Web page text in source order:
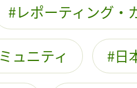
レポーティング・
ュニティ 日